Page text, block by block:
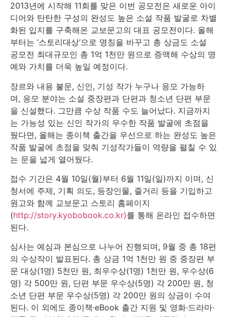
2013년에 시작해 11회를 맞은 이번 공모전은 새로운 아이
디어와 탄탄한 구성의 완성도 높은 소설 작품 발굴로 차별
화된 입지를 구축해온 교보문고의 대표 공모전이다. 올해
부터는 ‘스토리대상’으로 명칭을 바꾸고 총 상금도 소설
공모전 최대규모인 총 1억 1천만 원으로 증액해 수상의 명
예와 가치를 더욱 높일 예정이다.
장르와 내용 불문, 신인, 기성 작가 누구나 응모 가능하
며, 응모 분야는 소설 중장편과 단편과 청소년 단편 부문
을 신설했다. 그만큼 수상 작품 수도 늘어났다. 지금까지
는 가능성 있는 신인 작가의 우수한 작품 발굴에 초점을
뒀다면, 올해는 종이책 출간을 우선으로 하는 완성도 높은
작품 발굴에 초점을 맞춰 기성작가들이 역량을 펼칠 수 있
는 문을 넓게 열어뒀다.
접수 기간은 4월 10일(월)부터 6월 11일(일)까지 이며, 신
청서에 주제, 기획 의도, 등장인물, 줄거리 등을 기입하고
원고와 함께 교보문고 스토리 홈페이지
(http://story.kyobobook.co.kr)를 통해 온라인 접수하면
된다.
심사는 예심과 본심으로 나누어 진행되며, 9월 중 총 18편
의 수상작이 발표된다. 총 상금 1억 1천만 원 중 중장편 부
문 대상(1명) 5천만 원, 최우수상(1명) 1천만 원, 우수상(6
명) 각 500만 원, 단편 부문 우수상(5명) 각 200만 원, 청
소년 단편 부문 우수상(5명) 각 200만 원의 상금이 수여
된다. 이 외에도 종이책·eBook 출간 지원 및 영화·드라마·